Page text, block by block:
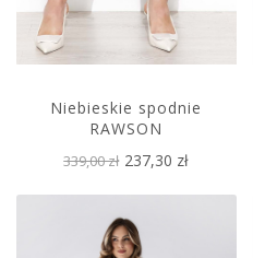
Niebieskie spodnie
RAWSON
339,00 zł 237,30 zł